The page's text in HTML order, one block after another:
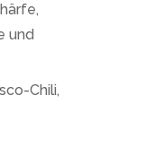
und
Chili,